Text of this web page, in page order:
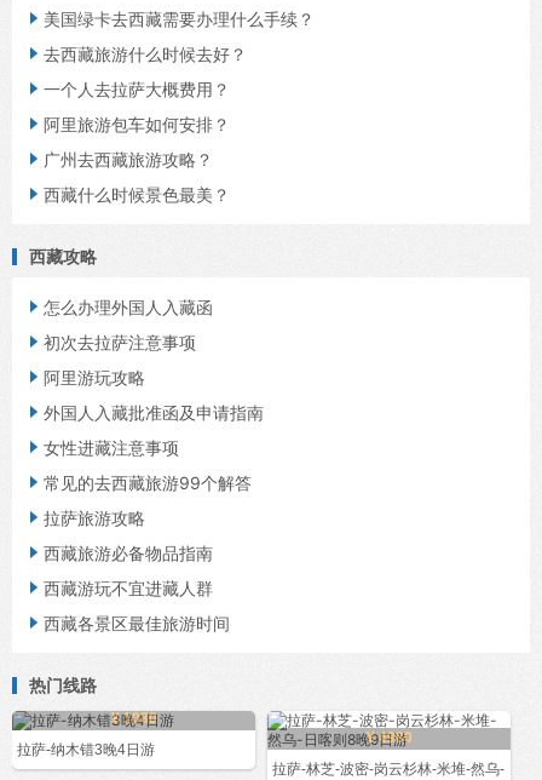
 美国绿卡去西藏需要办理什么手续？
 去西藏旅游什么时候去好？
 一个人去拉萨大概费用？
 阿里旅游包车如何安排？
 广州去西藏旅游攻略？
 西藏什么时候景色最美？
西藏攻略
 怎么办理外国人入藏函
 初次去拉萨注意事项
 阿里游玩攻略
 外国人入藏批准函及申请指南
 女性进藏注意事项
 常见的去西藏旅游99个解答
 拉萨旅游攻略
 西藏旅游必备物品指南
 西藏游玩不宜进藏人群
 西藏各景区最佳旅游时间
热门线路
¥ 1080
拉萨-纳木错3晚4日游
¥ 4980
拉萨-林芝-波密-岗云杉林-米堆-然乌-